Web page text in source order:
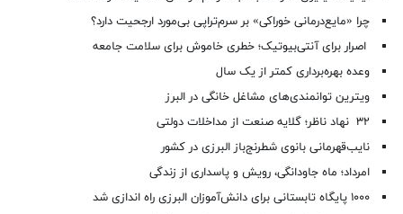
چرا «مایع‌درمانی خوراکی» بر سرم‌تراپی بی‌مورد ارجحیت دارد؟
اصرار برای آنتی‌بیوتیک؛ خطری خاموش برای سلامت جامعه
وعده بهره‌برداری کمتر از یک سال
ویترین توانمندی‌های مشاغل خانگی در البرز
۳۲ نهاد ناظر؛ گلایه صنعت از مداخلات دولتی
نایب‌قهرمانی بانوی شطرنج‌باز البرزی در کشور
امرداد؛ ماه جاودانگی، رویش و پاسداری از زندگی
۱۰۰۰ پایگاه تابستانی برای دانش‌آموزان البرزی راه اندازی شد